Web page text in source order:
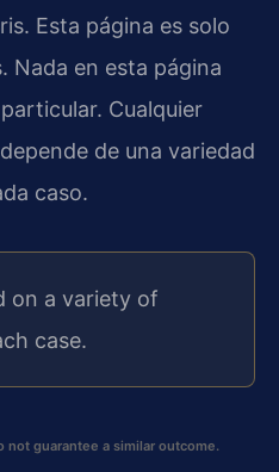
Esta página es solo
Nada en esta página
Cualquier
de una variedad
caso.
on a variety of
case.
guarantee a similar outcome.